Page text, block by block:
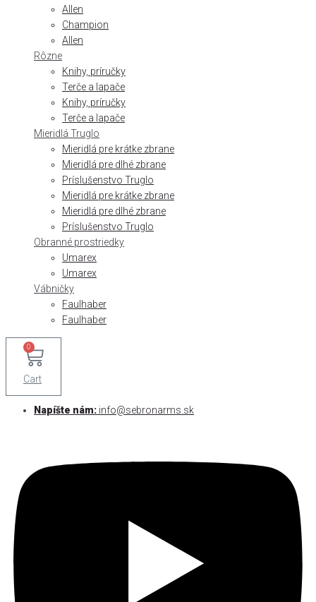
Allen
Champion
Allen
Rôzne
Knihy, príručky
Terče a lapače
Knihy, príručky
Terče a lapače
Mieridlá Truglo
Mieridlá pre krátke zbrane
Mieridlá pre dlhé zbrane
Príslušenstvo Truglo
Mieridlá pre krátke zbrane
Mieridlá pre dlhé zbrane
Príslušenstvo Truglo
Obranné prostriedky
Umarex
Umarex
Vábničky
Faulhaber
Faulhaber
0
Cart
Napíšte nám: info@sebronarms.sk